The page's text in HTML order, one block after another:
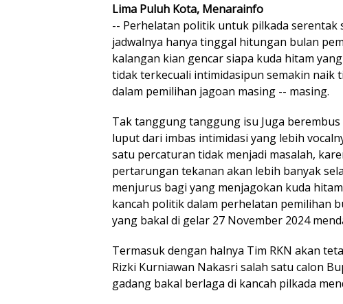
Lima Puluh Kota, Menarainfo
-- Perhelatan politik untuk pilkada serentak
jadwalnya hanya tinggal hitungan bulan
kalangan kian gencar siapa kuda hitam
tidak terkecuali intimidasipun semakin naik
dalam pemilihan jagoan masing -- masing.
Tak tanggung tanggung isu Juga
luput dari imbas intimidasi yang lebih
satu percaturan tidak menjadi masalah,
pertarungan tekanan akan lebih banyak
menjurus bagi yang menjagokan kuda
kancah politik dalam perhelatan pemilihan
yang bakal di gelar 27 November 2024
Termasuk dengan halnya Tim RKN akan
Rizki Kurniawan Nakasri salah satu calon
gadang bakal berlaga di kancah pilkada